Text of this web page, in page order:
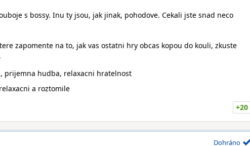
s bossy. Inu ty jsou, jak jinak, pohodove. Cekali jste snad neco
zapomente na to, jak vas ostatni hry obcas kopou do kouli, zkuste
prijemna hudba, relaxacni hratelnost
a roztomile
+20
Dohráno